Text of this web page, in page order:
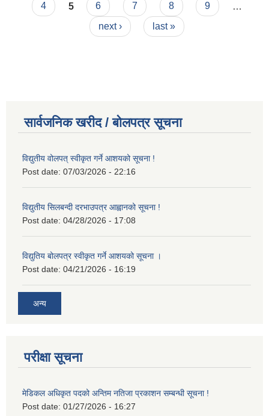
4
5 6 7 8 9
next ›
last »
सार्वजनिक खरीद / बोलपत्र सूचना
विद्युतीय वोलपत् स्वीकृत गर्ने आशयको सूचना !
Post date: 07/03/2026 - 22:16
विद्युतीय सिलबन्दी दरभाउपत्र आह्वानको सूचना !
Post date: 04/28/2026 - 17:08
विद्युतिय बोलपत्र स्वीकृत गर्ने आशयको सूचना ।
Post date: 04/21/2026 - 16:19
अन्य
परीक्षा सूचना
मेडिकल अधिकृत पदको अन्तिम नतिजा प्रकाशन सम्बन्धी सूचना !
Post date: 01/27/2026 - 16:27